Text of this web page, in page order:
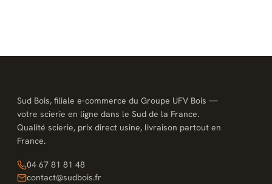
Sud Bois, filiale e-commerce du Groupe UFV Bois —
votre scierie en ligne dans le Sud de la France.
Qualité scierie, prix direct usine, livraison partout en
France.
04 67 81 81 48
contact@sudbois.fr